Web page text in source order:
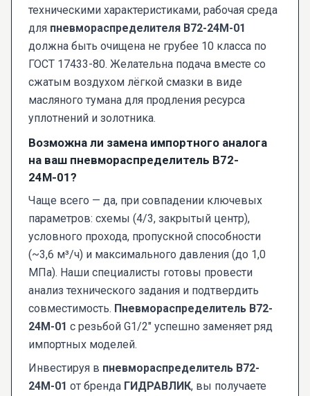
техническими характеристиками, рабочая среда
для пневмораспределителя В72-24М-01
должна быть очищена не грубее 10 класса по
ГОСТ 17433-80. Желательна подача вместе со
сжатым воздухом лёгкой смазки в виде
масляного тумана для продления ресурса
уплотнений и золотника.
Возможна ли замена импортного аналога
на ваш пневмораспределитель В72-
24М-01?
Чаще всего — да, при совпадении ключевых
параметров: схемы (4/3, закрытый центр),
условного прохода, пропускной способности
(~3,6 м³/ч) и максимального давления (до 1,0
МПа). Наши специалисты готовы провести
анализ технического задания и подтвердить
совместимость. Пневмораспределитель В72-
24М-01 с резьбой G1/2" успешно заменяет ряд
импортных моделей.
Инвестируя в пневмораспределитель В72-
24М-01 от бренда ГИДРАВЛИК, вы получаете